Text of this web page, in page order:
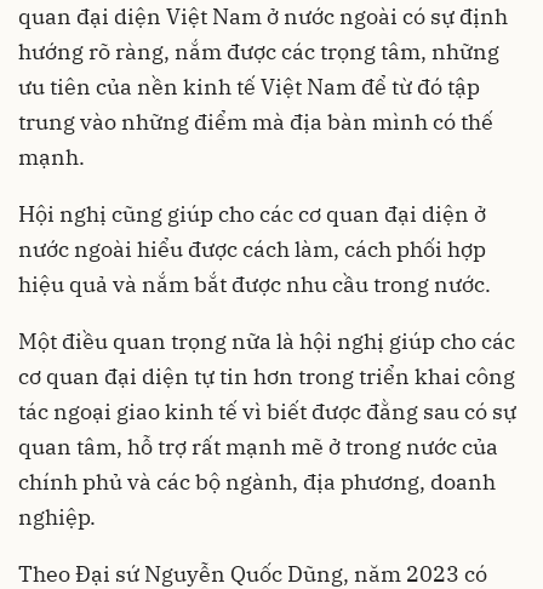
quan đại diện Việt Nam ở nước ngoài có sự định
hướng rõ ràng, nắm được các trọng tâm, những
ưu tiên của nền kinh tế Việt Nam để từ đó tập
trung vào những điểm mà địa bàn mình có thế
mạnh.
Hội nghị cũng giúp cho các cơ quan đại diện ở
nước ngoài hiểu được cách làm, cách phối hợp
hiệu quả và nắm bắt được nhu cầu trong nước.
Một điều quan trọng nữa là hội nghị giúp cho các
cơ quan đại diện tự tin hơn trong triển khai công
tác ngoại giao kinh tế vì biết được đằng sau có sự
quan tâm, hỗ trợ rất mạnh mẽ ở trong nước của
chính phủ và các bộ ngành, địa phương, doanh
nghiệp.
Theo Đại sứ Nguyễn Quốc Dũng, năm 2023 có